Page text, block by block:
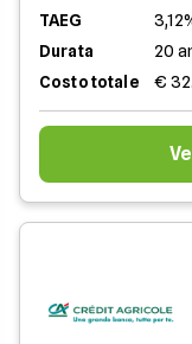
TAEG
Durata
20
Costo totale
€